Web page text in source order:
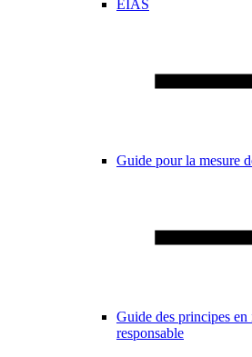
ÉIAS
Guide pour la mesure
Guide des principes
responsable